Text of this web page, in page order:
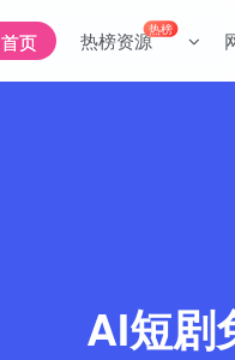
AI短剧
首页 热榜资源热榜